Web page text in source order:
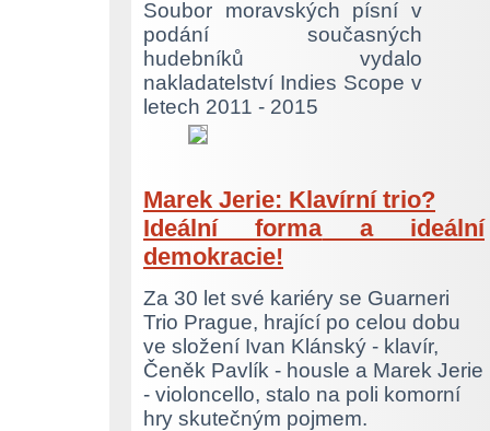
Soubor moravských písní v
podání současných
hudebníků vydalo
nakladatelství Indies Scope v
letech 2011 - 2015
Marek Jerie: Klavírní trio?
Ideální formaa ideální
demokracie!
Za 30 let své kariéry se Guarneri
Trio Prague, hrající po celou dobu
ve složení Ivan Klánský - klavír,
Čeněk Pavlík - housle a Marek Jerie
- violoncello, stalo na poli komorní
hry skutečným pojmem.